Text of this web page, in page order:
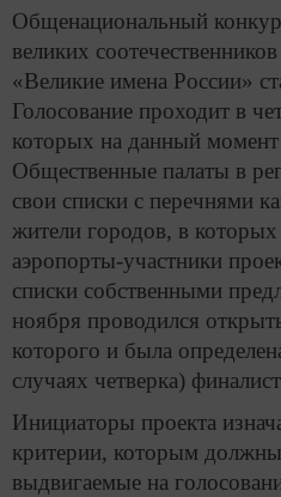
Общенациональный
великих
«Великие имена России»
Голосование проходит в
которых на данный
Общественные палаты в
свои списки с перечнями
жители городов, в
аэропорты-участники
списки собственными
ноября проводился
которого и была
случаях четверка)
Инициаторы проекта
критерии, которым должны
выдвигаемые на